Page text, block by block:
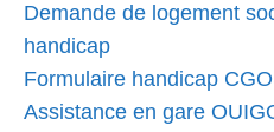
Demande de logement
handicap
Formulaire handicap
Assistance en gare